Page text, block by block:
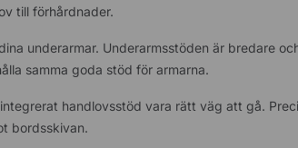
till förhårdnader.
underarmar. Underarmsstöden är bredare
samma goda stöd för armarna.
handlovsstöd vara rätt väg att gå.
bordsskivan.